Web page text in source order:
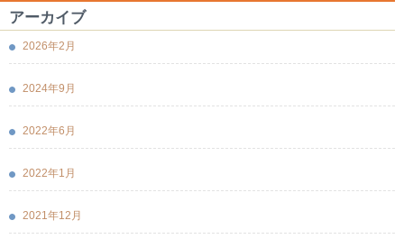
アーカイブ
2026年2月
2024年9月
2022年6月
2022年1月
2021年12月